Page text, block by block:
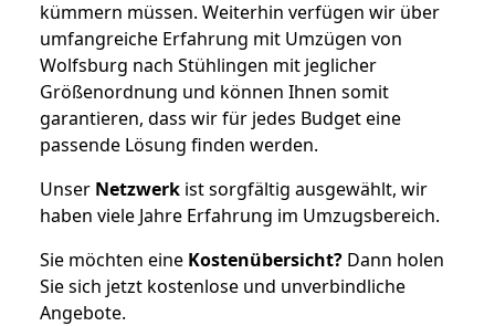
kümmern müssen. Weiterhin verfügen wir über
umfangreiche Erfahrung mit Umzügen von
Wolfsburg nach Stühlingen mit jeglicher
Größenordnung und können Ihnen somit
garantieren, dass wir für jedes Budget eine
passende Lösung finden werden.
Unser Netzwerk ist sorgfältig ausgewählt, wir
haben viele Jahre Erfahrung im Umzugsbereich.
Sie möchten eine Kostenübersicht? Dann holen
Sie sich jetzt kostenlose und unverbindliche
Angebote.